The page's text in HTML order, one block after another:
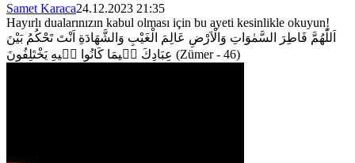
Samet Karaca24.12.2023 21:35
Hayırlı dualarınızın kabul olması için bu ayeti kesinlikle okuyun!
اَللّٰهُمَّ فَاطِرَ السَّمٰوَاتِ وَالْاَرْضِ عَالِمَ الْغَيْبِ وَالشَّهَادَةِ اَنْتَ تَحْكُمُ بَيْنَ
(Zümer - 46)